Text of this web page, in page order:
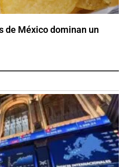
de México dominan un